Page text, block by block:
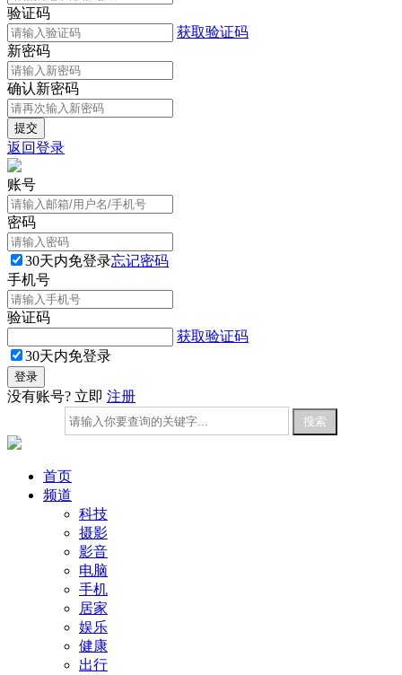
验证码
获取验证码
新密码
确认新密码
返回登录
账号
密码
30天内免登录忘记密码
手机号
验证码
获取验证码
30天内免登录
没有账号? 立即 注册
首页
频道
科技
摄影
影音
电脑
手机
居家
娱乐
健康
出行